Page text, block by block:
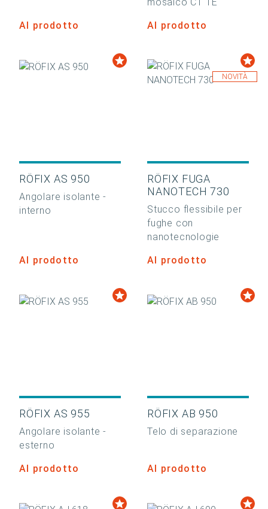
Al prodotto Al prodotto
RÖFIX AS 950
Angolare isolante -
interno
Al prodotto
NOVITÀ
RÖFIX FUGA
NANOTECH 730
Stucco flessibile per
fughe con
nanotecnologie
Al prodotto
RÖFIX AS 955
Angolare isolante -
esterno
Al prodotto
RÖFIX AB 950
Telo di separazione
Al prodotto